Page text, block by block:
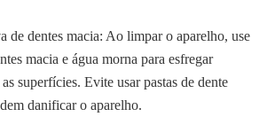
de dentes macia: Ao limpar o aparelho, use
macia e água morna para esfregar
superfícies. Evite usar pastas de dente
danificar o aparelho.